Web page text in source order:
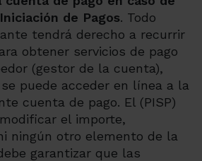
de Pagos. Todo
tendrá derecho a recurrir
obtener servicios de pago
(gestor de la cuenta),
puede acceder en línea a la
cuenta de pago. El (PISP)
el importe,
ningún otro elemento de la
garantizar que las